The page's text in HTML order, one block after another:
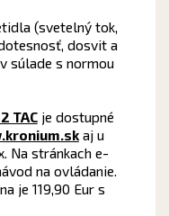
(svetelný tok,
dosvit a
súlade s normou
TACje dostupné
aj u
Na stránkach e-
na ovládanie.
je 119,90 Eur s